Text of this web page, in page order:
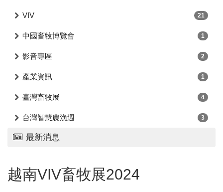
VIV 21
中國畜牧博覽會 1
影音專區 2
產業資訊 1
臺灣畜牧展 4
台灣智慧農漁週 3
最新消息
越南VIV畜牧展2024